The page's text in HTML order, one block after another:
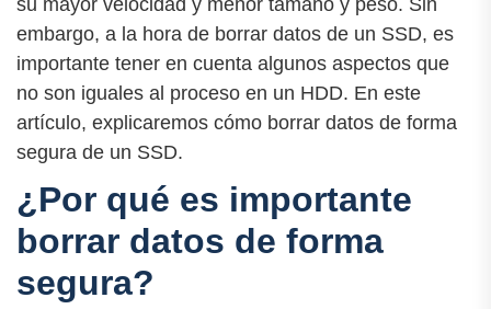
su mayor velocidad y menor tamaño y peso. Sin
embargo, a la hora de borrar datos de un SSD, es
importante tener en cuenta algunos aspectos que
no son iguales al proceso en un HDD. En este
artículo, explicaremos cómo borrar datos de forma
segura de un SSD.
¿Por qué es importante
borrar datos de forma
segura?